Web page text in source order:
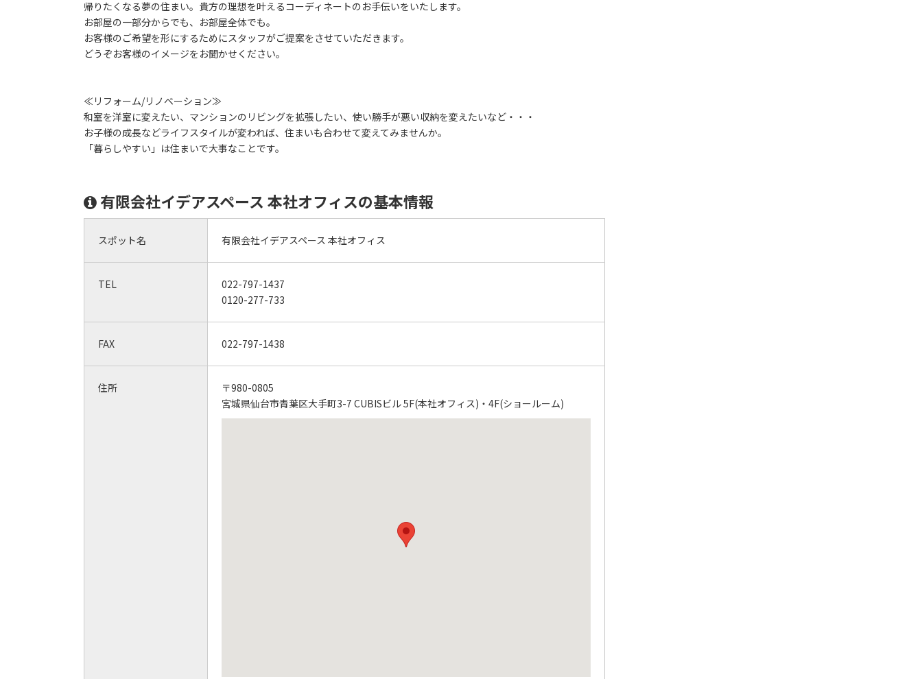
帰りたくなる夢の住まい。貴方の理想を叶えるコーディネートのお手伝いをいたします。
お部屋の一部分からでも、お部屋全体でも。
お客様のご希望を形にするためにスタッフがご提案をさせていただきます。
どうぞお客様のイメージをお聞かせください。
≪リフォーム/リノベーション≫
和室を洋室に変えたい、マンションのリビングを拡張したい、使い勝手が悪い収納を変えたいなど・・・
お子様の成長などライフスタイルが変われば、住まいも合わせて変えてみませんか。
「暮らしやすい」は住まいで大事なことです。
有限会社イデアスペース 本社オフィスの基本情報
スポット名 有限会社イデアスペース 本社オフィス
TEL
022-797-1437
0120-277-733
FAX 022-797-1438
住所
〒980-0805
宮城県仙台市青葉区大手町3-7 CUBISビル 5F(本社オフィス)・4F(ショールーム)